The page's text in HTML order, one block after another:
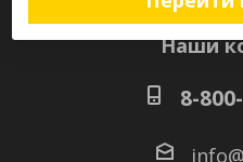
Наши
8-